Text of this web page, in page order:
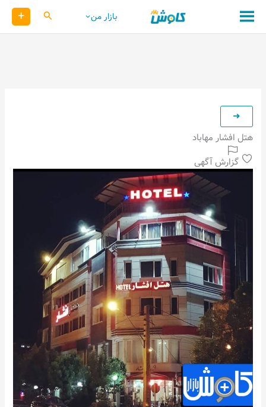
محتوا
بازار من کاوش +
هتل افشار مهاباد
گزارش آگهی